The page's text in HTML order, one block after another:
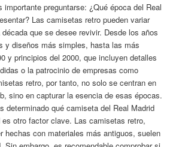
importante preguntarse: ¿Qué época del Real
Las camisetas retro pueden variar
que se desee revivir. Desde los años
y diseños más simples, hasta las más
y principios del 2000, que incluyen detalles
o la patrocinio de empresas como
retro, por tanto, no solo se centran en
sino en capturar la esencia de esas épocas.
determinado qué camiseta del Real Madrid
otro factor clave. Las camisetas retro,
hechas con materiales más antiguos, suelen